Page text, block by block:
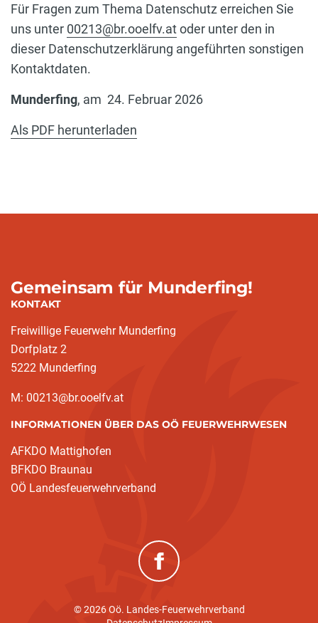
Für Fragen zum Thema Datenschutz erreichen Sie
uns unter 00213@br.ooelfv.atoder unter den in
dieser Datenschutzerklärung angeführten sonstigen
Kontaktdaten.
Munderfing, am 24. Februar 2026
Als PDF herunterladen
Gemeinsam für Munderfing!
KONTAKT
Freiwillige Feuerwehr Munderfing
Dorfplatz 2
5222 Munderfing
M: 00213@br.ooelfv.at
INFORMATIONEN ÜBER DAS OÖ FEUERWEHRWESEN
AFKDO Mattighofen
BFKDO Braunau
OÖ Landesfeuerwehrverband
(neues Fenster)
© 2026 Oö. Landes-Feuerwehrverband